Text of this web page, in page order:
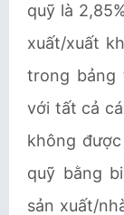
quỹ là
xuất/xuất
trong bảng
với tất cả
không
quỹ bằng
sản xuất/